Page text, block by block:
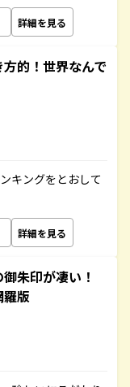
詳細を見る
的！世界なんで
キングをとおして
詳細を見る
朱印が凄い！
版